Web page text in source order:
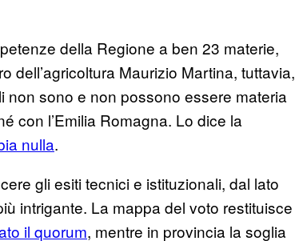
della Regione a ben 23 materie,
dell’agricoltura Maurizio Martina, tuttavia,
non sono e non possono essere materia
con l’Emilia Romagna. Lo dice la
nulla.
gli esiti tecnici e istituzionali, dal lato
intrigante. La mappa del voto restituisce
il quorum, mentre in provincia la soglia